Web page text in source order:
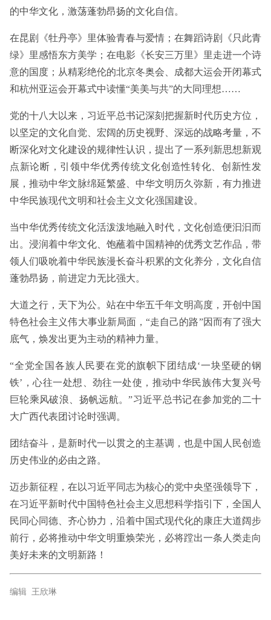
的中华文化，激荡蓬勃昂扬的文化自信。
在昆剧《牡丹亭》里体验青春与爱情；在舞蹈诗剧《只此青
绿》里感悟东方美学；在电影《长安三万里》里走进一个诗
意的国度；从精彩绝伦的北京冬奥会、成都大运会开闭幕式
和杭州亚运会开幕式中读懂“美美与共”的大同理想……
党的十八大以来，习近平总书记深刻把握新时代历史方位，
以坚定的文化自觉、宏阔的历史视野、深远的战略考量，不
断深化对文化建设的规律性认识，提出了一系列新思想新观
点新论断，引领中华优秀传统文化创造性转化、创新性发
展，推动中华文脉绵延繁盛、中华文明历久弥新，有力推进
中华民族现代文明和社会主义文化强国建设。
当中华优秀传统文化活泼泼地融入时代，文化创造便汩汩而
出。浸润着中华文化、饱蘸着中国精神的优秀文艺作品，带
领人们吸吮着中华民族漫长奋斗积累的文化养分，文化自信
蓬勃昂扬，前进定力无比强大。
大道之行，天下为公。站在中华五千年文明高度，开创中国
特色社会主义伟大事业新局面，“走自己的路”因而有了强大
底气，焕发出更为主动的精神力量。
“全党全国各族人民要在党的旗帜下团结成‘一块坚硬的钢
铁’，心往一处想、劲往一处使，推动中华民族伟大复兴号
巨轮乘风破浪、扬帆远航。”习近平总书记在参加党的二十
大广西代表团讨论时强调。
团结奋斗，是新时代一以贯之的主基调，也是中国人民创造
历史伟业的必由之路。
迈步新征程，在以习近平同志为核心的党中央坚强领导下，
在习近平新时代中国特色社会主义思想科学指引下，全国人
民同心同德、齐心协力，沿着中国式现代化的康庄大道阔步
前行，必将推动中华文明重焕荣光，必将蹚出一条人类走向
美好未来的文明新路！
编辑 王欣琳